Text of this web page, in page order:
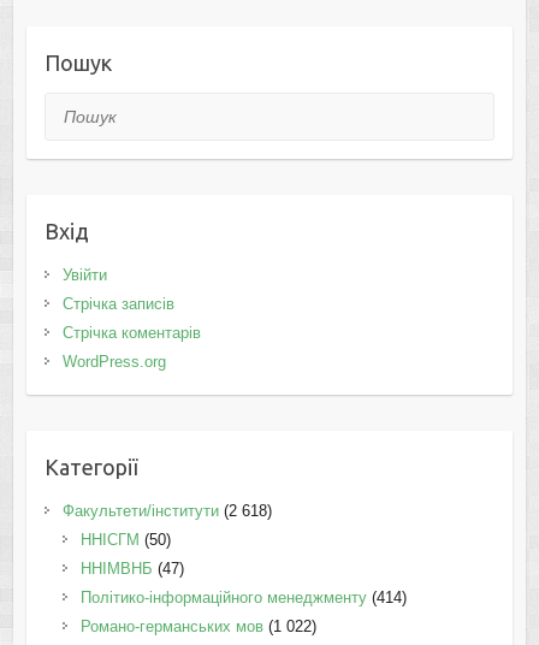
Пошук
Пошук
Вхід
Увійти
Стрічка записів
Стрічка коментарів
WordPress.org
Категорії
Факультети/інститути(2 618)
ННІСГМ (50)
ННІМВНБ (47)
Політико-інформаційного менеджменту(414)
Романо-германських мов(1 022)